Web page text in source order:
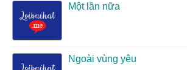
Một lần nữa
Ngoài vùng yêu